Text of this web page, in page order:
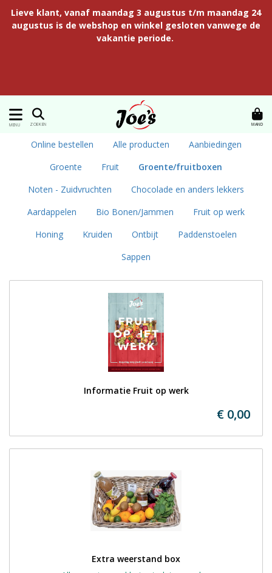
Lieve klant, vanaf maandag 3 augustus t/m maandag 24
augustus is de webshop en winkel gesloten vanwege de
vakantie periode.
MENU ZOEKEN MAND
Online bestellen Alle producten
Aanbiedingen
Groente
Fruit
Groente/fruitboxen
Noten - Zuidvruchten
Chocolade en anders lekkers
Aardappelen
Bio Bonen/Jammen
Fruit op werk
Honing
Kruiden Ontbijt
Paddenstoelen
Sappen
Informatie Fruit op werk
€ 0,00
Extra weerstand box